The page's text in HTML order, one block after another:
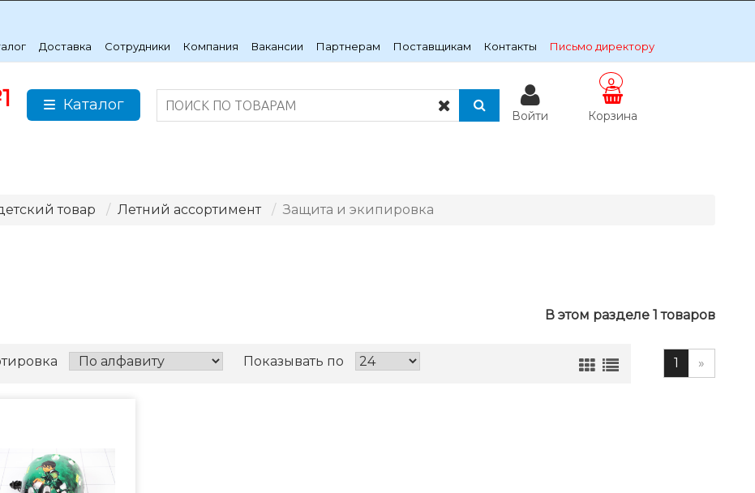
Доставка Сотрудники Компания Вакансии Партнерам Поставщикам Контакты Письмо директору
Каталог
Войти Корзина
0
товар Летний ассортимент Защита и экипировка
В этом разделе 1 товаров
Показывать по 1 »